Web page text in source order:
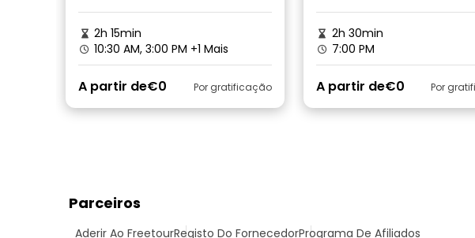
2h 15min
10:30 AM, 3:00 PM +1 Mais
A partir de€0 Por gratificação
2h 30min
7:00 PM
A partir de€0 Por
Parceiros
Aderir Ao FreetourRegisto Do FornecedorPrograma De Afiliados